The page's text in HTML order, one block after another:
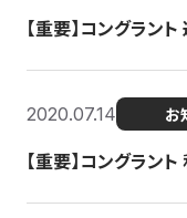
【重要】コングラン
2020.07.14 お
【重要】コングラン